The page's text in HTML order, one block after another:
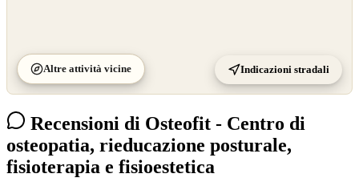
Altre attività vicine Indicazioni stradali
Recensioni di Osteofit - Centro di
osteopatia, rieducazione posturale,
fisioterapia e fisioestetica